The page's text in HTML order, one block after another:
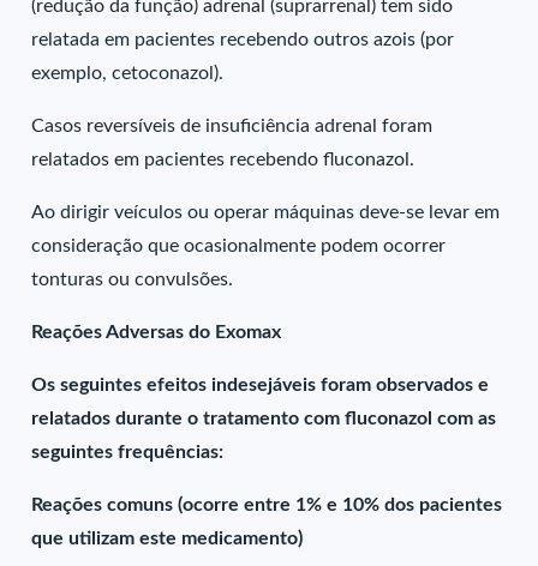
(redução da função) adrenal (suprarrenal) tem sido
relatada em pacientes recebendo outros azois (por
exemplo, cetoconazol).
Casos reversíveis de insuficiência adrenal foram
relatados em pacientes recebendo fluconazol.
Ao dirigir veículos ou operar máquinas deve-se levar em
consideração que ocasionalmente podem ocorrer
tonturas ou convulsões.
Reações Adversas do Exomax
Os seguintes efeitos indesejáveis foram observados e
relatados durante o tratamento com fluconazol com as
seguintes frequências:
Reações comuns (ocorre entre 1% e 10% dos pacientes
que utilizam este medicamento)